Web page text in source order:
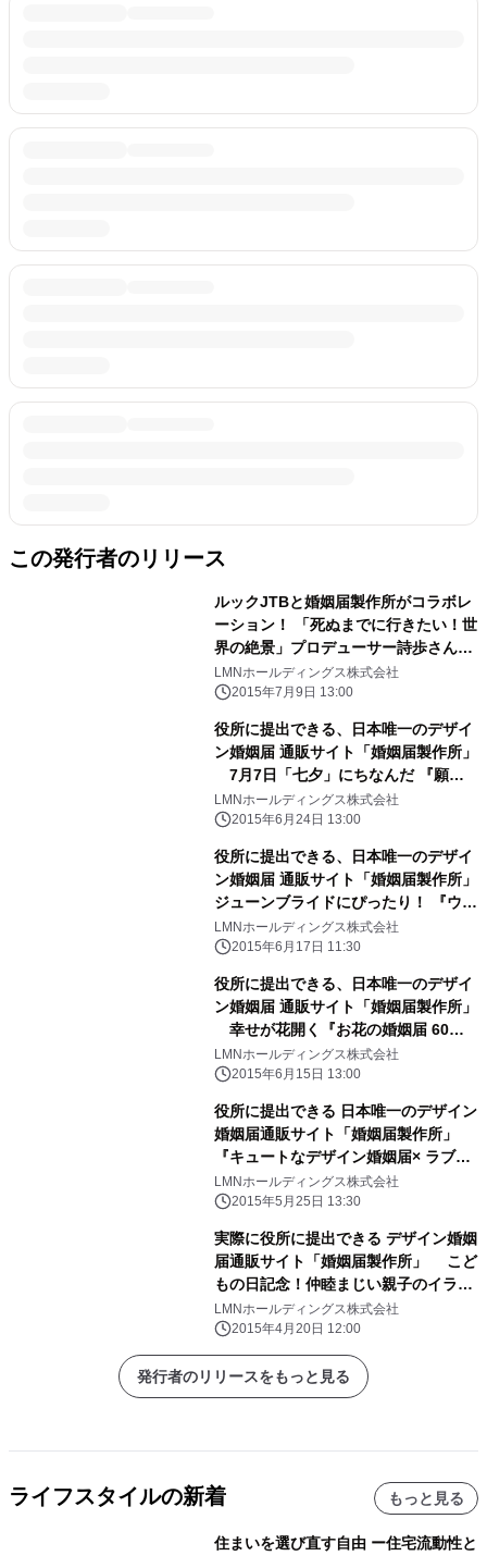
この発行者のリリース
ルックJTBと婚姻届製作所がコラボレ
ーション！ 「死ぬまでに行きたい！世
界の絶景」プロデューサー詩歩さんが
セレクトした 『ふたりで行きたい 世
界の絶景婚姻届』無料キャンペーン
LMNホールディングス株式会社
2015年7月9日 13:00
役所に提出できる、日本唯一のデザイ
ン婚姻届 通販サイト「婚姻届製作所」
7月7日「七夕」にちなんだ 『願い
を叶える「星の婚姻届」7デザイン無
料キャンペーン』スタート！
LMNホールディングス株式会社
2015年6月24日 13:00
役所に提出できる、日本唯一のデザイ
ン婚姻届 通販サイト「婚姻届製作所」
ジューンブライドにぴったり！ 『ウェ
ディングモチーフ婚姻届 20デザイン
無料キャンペーン』6月17日開始！
LMNホールディングス株式会社
2015年6月17日 11:30
役所に提出できる、日本唯一のデザイ
ン婚姻届 通販サイト「婚姻届製作所」
幸せが花開く『お花の婚姻届 60デ
ザイン無料ダウンロードキャンペー
ン』 2015年6月14日 花の日スター
LMNホールディングス株式会社
2015年6月15日 13:00
役所に提出できる 日本唯一のデザイン
婚姻届通販サイト「婚姻届製作所」
『キュートなデザイン婚姻届× ラブレ
ターセット』を新発売！
LMNホールディングス株式会社
2015年5月25日 13:30
実際に役所に提出できる デザイン婚姻
届通販サイト「婚姻届製作所」 こど
もの日記念！仲睦まじい親子のイラス
トを描いた 『親子のモチーフの婚姻
届』無料ダウンロードキャンペーン
2015年4月20日スタート！
LMNホールディングス株式会社
2015年4月20日 12:00
発行者のリリースをもっと見る
ライフスタイルの新着 もっと見る
住まいを選び直す自由 ー住宅流動性と